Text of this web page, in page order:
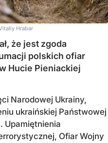
Hrabar
że jest zgoda
polskich ofiar
Hucie Pieniackiej
Narodowej Ukrainy,
ukraińskiej Państwowej
Upamiętnienia
Ofiar Wojny